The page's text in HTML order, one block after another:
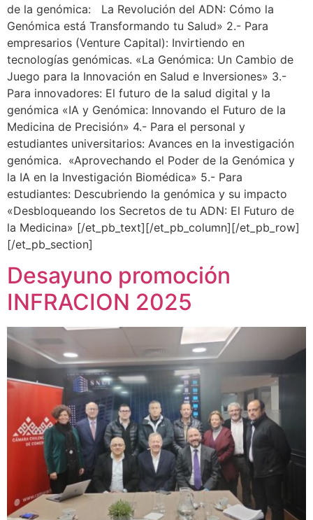
de la genómica: La Revolución del ADN: Cómo la
Genómica está Transformando tu Salud» 2.- Para
empresarios (Venture Capital): Invirtiendo en
tecnologías genómicas. «La Genómica: Un Cambio de
Juego para la Innovación en Salud e Inversiones» 3.-
Para innovadores: El futuro de la salud digital y la
genómica «IA y Genómica: Innovando el Futuro de la
Medicina de Precisión» 4.- Para el personal y
estudiantes universitarios: Avances en la investigación
genómica. «Aprovechando el Poder de la Genómica y
la IA en la Investigación Biomédica» 5.- Para
estudiantes: Descubriendo la genómica y su impacto
«Desbloqueando los Secretos de tu ADN: El Futuro de
la Medicina» [/et_pb_text][/et_pb_column][/et_pb_row]
[/et_pb_section]
Desayuno promoción
INFRACION 2025